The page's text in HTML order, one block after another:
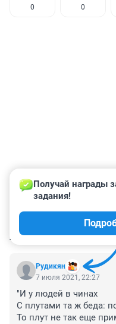
0 0
КОММЕНТАРИИ 45
Рудикян
Получай награды
задания!
7 июля 2021, 22:27
"И у людей в чинах
С плутами та ж беда:
То плут не так еще